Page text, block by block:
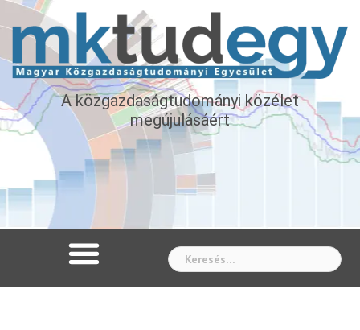
A közgazdaságtudományi közélet
megújulásáért